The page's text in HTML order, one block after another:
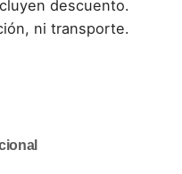
descuento.
ni transporte.